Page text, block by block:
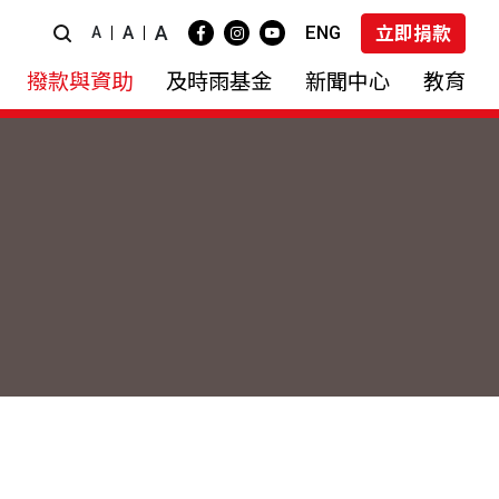
A A A ENG 立即捐款
撥款與資助 及時雨基金 新聞中心 教育